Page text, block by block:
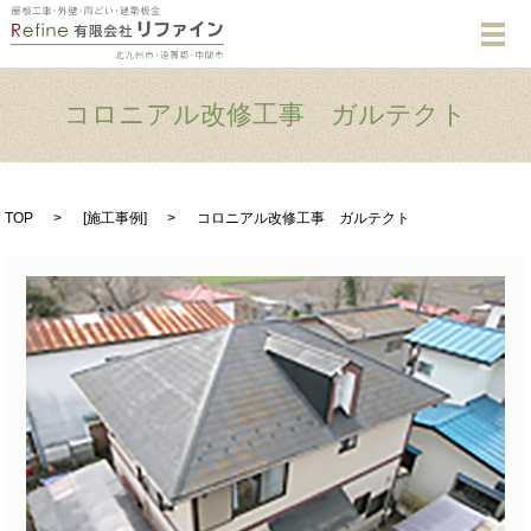
メ
コロニアル改修工事 ガルテクト
TOP [施工事例] コロニアル改修工事 ガルテクト